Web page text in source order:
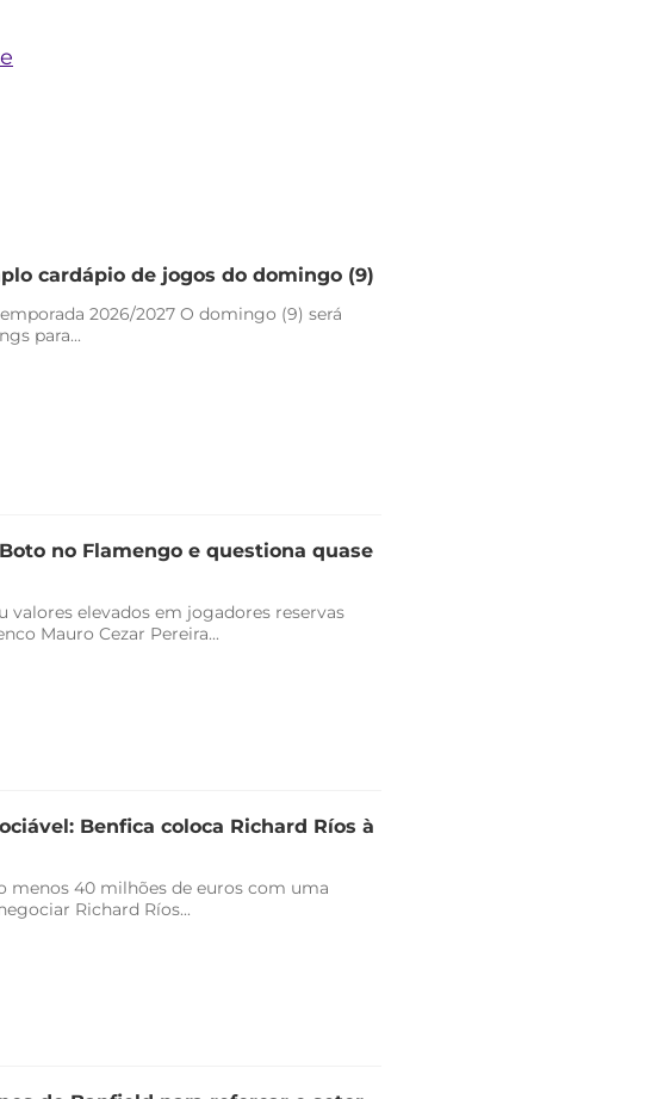
cardápio de jogos do domingo (9)
2026/2027 O domingo (9) será
para...
no Flamengo e questiona quase
elevados em jogadores reservas
Mauro Cezar Pereira...
Benfica coloca Richard Ríos à
menos 40 milhões de euros com uma
Richard Ríos...